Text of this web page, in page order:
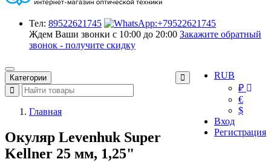
Тел: 89522621745
Ждем Ваши звонки с 10:00 до 20:00 Закажите обратный
звонок - получите скидку
RUB
₽
€
$
Вход
Регистрация
Категории
Главная
Окуляр Levenhuk Super
Kellner 25 мм, 1,25"